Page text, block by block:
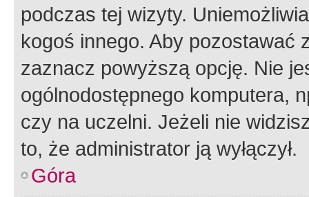
podczas tej wizyty.
kogoś innego. Aby pozostawać
zaznacz powyższą opcję. Nie
ogólnodostępnego komputera,
czy na uczelni. Jeżeli nie
to, że administrator ją wyłączył.
Góra